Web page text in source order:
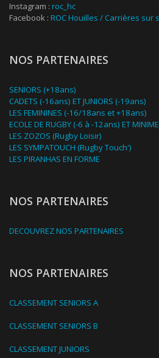
Instagram : roc_hc
Facebook : ROC Houilles / Carrières sur
NOS PARTENAIRES
SENIORS (+18ans)
CADETS (-16ans) ET JUNIORS (-19ans)
LES FEMININES (-16/18ans et +18ans)
ECOLE DE RUGBY (-6 à -12ans) ET
LES ZOZOS (Rugby Loisir)
LES SYMPATOUCH (Rugby Touch')
LES PIRANHAS EN FORME
NOS PARTENAIRES
DECOUVREZ NOS PARTENAIRES
NOS PARTENAIRES
CLASSEMENT SENIORS A
CLASSEMENT SENIORS B
CLASSEMENT JUNIORS